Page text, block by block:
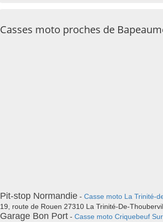
Casses moto proches de
Pit-stop Normandie - Casse moto La Trinité-
19, route de Rouen 27310 La Trinité-De-
Garage Bon Port - Casse moto Criquebeuf